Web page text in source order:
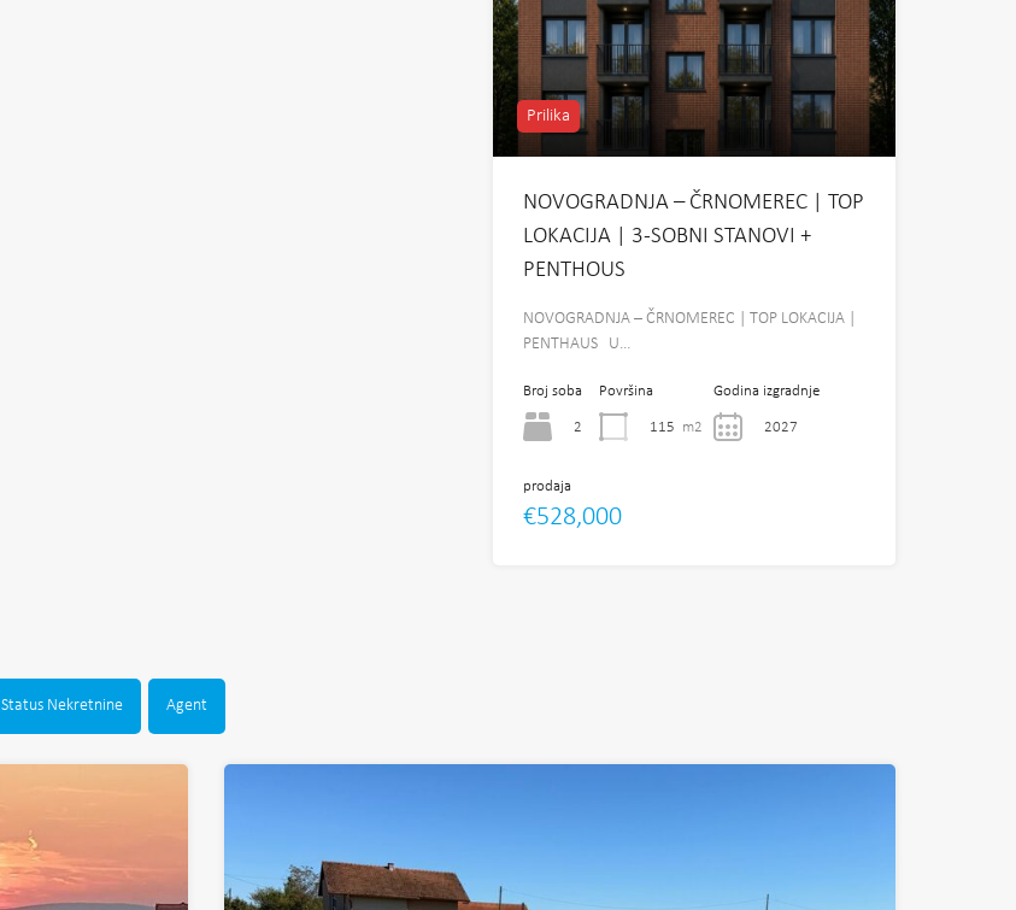
Prilika
NOVOGRADNJA – ČRNOMEREC | TOP
LOKACIJA | 3-SOBNI STANOVI +
PENTHOUS
NOVOGRADNJA – ČRNOMEREC | TOP LOKACIJA |
PENTHAUS U…
Broj soba
2
Površina
115 m2
Godina izgradnje
2027
prodaja
€528,000
Status Nekretnine Agent